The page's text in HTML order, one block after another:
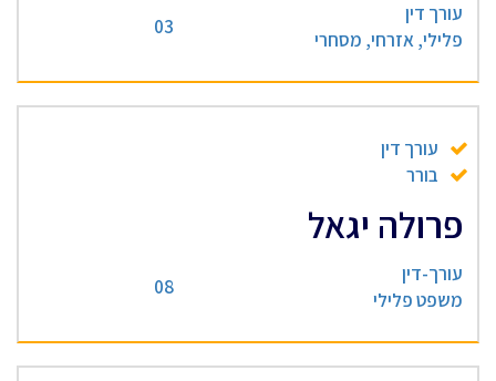
עורך דין
פלילי, אזרחי, מסחרי
03
עורך דין
בורר
פרולה יגאל
עורך-דין
משפט פלילי
08